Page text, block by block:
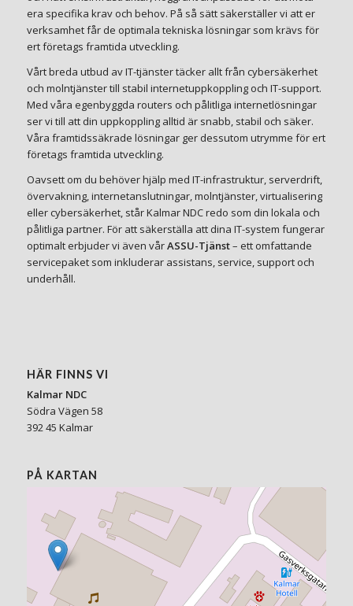
era specifika krav och behov. På så sätt säkerställer vi att er
verksamhet får de optimala tekniska lösningar som krävs för
ert företags framtida utveckling.
Vårt breda utbud av IT-tjänster täcker allt från cybersäkerhet
och molntjänster till stabil internetuppkoppling och IT-support.
Med våra egenbyggda routers och pålitliga internetlösningar
ser vi till att din uppkoppling alltid är snabb, stabil och säker.
Våra framtidssäkrade lösningar ger dessutom utrymme för ert
företags framtida utveckling.
Oavsett om du behöver hjälp med IT-infrastruktur, serverdrift,
övervakning, internetanslutningar, molntjänster, virtualisering
eller cybersäkerhet, står Kalmar NDC redo som din lokala och
pålitliga partner. För att säkerställa att dina IT-system fungerar
optimalt erbjuder vi även vårASSU-Tjänst– ett omfattande
servicepaket som inkluderar assistans, service, support och
underhåll.
HÄR FINNS VI
Kalmar NDC
Södra Vägen 58
392 45 Kalmar
PÅ KARTAN